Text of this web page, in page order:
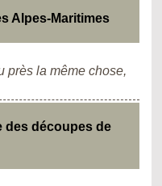
Alpes-Maritimes
près la même chose,
des découpes de